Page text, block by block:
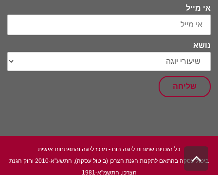
אי מייל
נושא
שליחה
כל הזכויות שמורות ליוגה הום - מרכז ליוגה והתפתחות אישית
ביטול עסקה בהתאם לתקנות הגנת הצרכן (ביטול עסקה), התשע"א-2010 וחוק הגנת
הצרכן, התשמ"א-1981
גלילה